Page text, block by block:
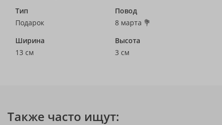
Тип
Подарок
Повод
8 марта 💐
Ширина
13 см
Высота
3 см
Также часто ищут: